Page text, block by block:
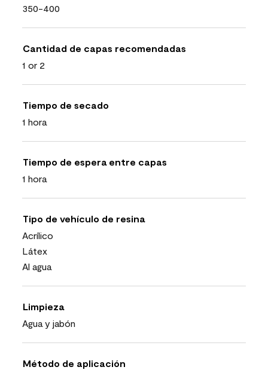
350-400
Cantidad de capas recomendadas
1 or 2
Tiempo de secado
1 hora
Tiempo de espera entre capas
1 hora
Tipo de vehículo de resina
Acrílico
Látex
Al agua
Limpieza
Agua y jabón
Método de aplicación